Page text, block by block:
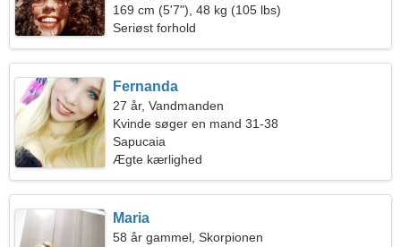
169 cm (5'7"), 48 kg (105 lbs)
Seriøst forhold
Fernanda
27 år, Vandmanden
Kvinde søger en mand 31-38
Sapucaia
Ægte kærlighed
Maria
58 år gammel, Skorpionen